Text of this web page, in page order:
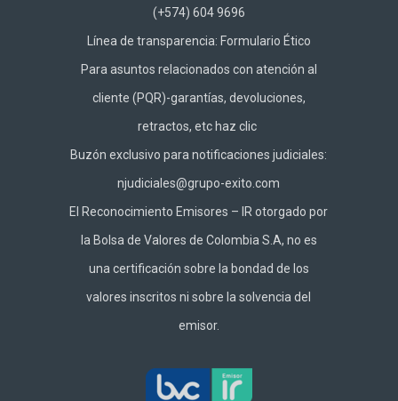
(+574) 604 9696
Línea de transparencia: Formulario Ético
Para asuntos relacionados con atención al
cliente (PQR)-garantías, devoluciones,
retractos, etc hazclic
Buzón exclusivo para notificaciones judiciales:
njudiciales@grupo-exito.com
El Reconocimiento Emisores – IR otorgado por
la Bolsa de Valores de Colombia S.A, no es
una certificación sobre la bondad de los
valores inscritos ni sobre la solvencia del
emisor.